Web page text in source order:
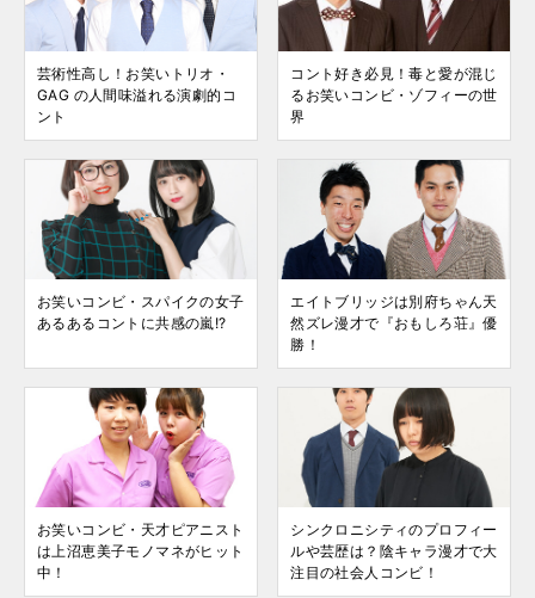
芸術性高し！お笑いトリオ・
GAG の人間味溢れる演劇的コ
ント
コント好き必見！毒と愛が混じ
るお笑いコンビ・ゾフィーの世
界
お笑いコンビ・スパイクの女子
あるあるコントに共感の嵐!?
エイトブリッジは別府ちゃん天
然ズレ漫才で『おもしろ荘』優
勝！
お笑いコンビ・天才ピアニスト
は上沼恵美子モノマネがヒット
中！
シンクロニシティのプロフィー
ルや芸歴は？陰キャラ漫才で大
注目の社会人コンビ！